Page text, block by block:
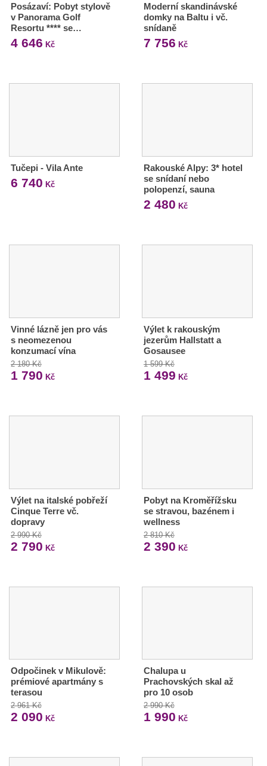
Posázaví: Pobyt stylově
v Panorama Golf
Resortu **** se…
4 646 Kč
Moderní skandinávské
domky na Baltu i vč.
snídaně
7 756 Kč
Tučepi - Vila Ante
6 740 Kč
Rakouské Alpy: 3* hotel
se snídaní nebo
polopenzí, sauna
2 480 Kč
Vinné lázně jen pro vás
s neomezenou
konzumací vína
2 180 Kč
1 790 Kč
Výlet k rakouským
jezerům Hallstatt a
Gosausee
1 599 Kč
1 499 Kč
Výlet na italské pobřeží
Cinque Terre vč.
dopravy
2 990 Kč
2 790 Kč
Pobyt na Kroměřížsku
se stravou, bazénem i
wellness
2 810 Kč
2 390 Kč
Odpočinek v Mikulově:
prémiové apartmány s
terasou
2 961 Kč
2 090 Kč
Chalupa u
Prachovských skal až
pro 10 osob
2 990 Kč
1 990 Kč